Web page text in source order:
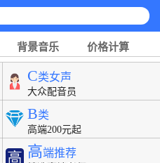
背景音乐 价格计算
C类女声
大众配音员
B类
高端200元起
高端推荐